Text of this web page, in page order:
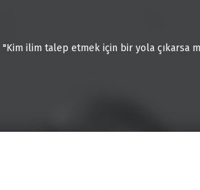
"Kim ilim talep etmek için bir yola çıkarsa